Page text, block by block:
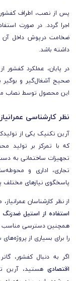
پس از نصب، اطراف
اجرا گردد. در صورت
ضخامت درپوش داخل آن
داشته باشد.
در پایان، عملکرد
صحیح آشغال‌گیر و
این محصول توسط
نظر کارشناسی
آرین تکنیک یکی از
که با تمرکز بر تولید
تجهیزات ساختمانی به
تجاری، اداری و
پاسخگوی نیازهای مختلف
از نظر کارشناسان
استفاده از استیل
همچنین دسترسی مناسب به
را برای بسیاری از
اگر به دنبال کفشور،
اقتصادیهستید، آرین